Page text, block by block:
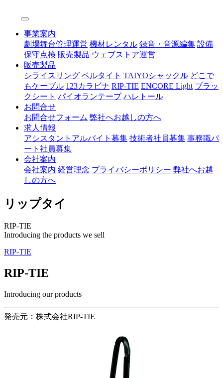
事業案内
劇場舞台管理運営 機材レンタル 録音・音源編集 設備
保守点検 販売製品 ウェブストア運営
販売製品
シライスリング ベルタイト TAIYOシャックル どこで
もケーブル 123カラビナ RIP-TIE ENCORE Light ブラッ
クシート パイオランテープ ハレトール
お問合せ
お問合せフォーム 弊社へお越しの方へ
求人情報
アシスタントアルバイト募集 技術者社員募集 事務職パ
ート社員募集
会社案内
会社案内 経営理念 プライバシーポリシー 弊社へお越
しの方へ
リップタイ
RIP-TIE
Introducing the products we sell
RIP-TIE
RIP-TIE
Introducing our products
発売元：株式会社RIP-TIE